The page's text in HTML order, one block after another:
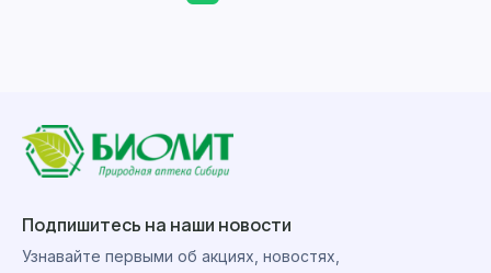
Подпишитесь на наши новости
Узнавайте первыми об акциях, новостях,